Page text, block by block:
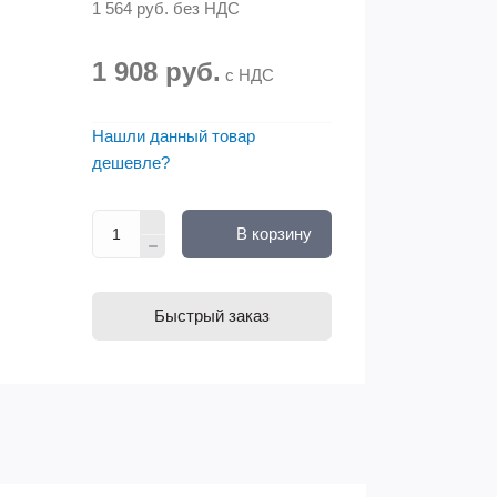
1 564 руб. без НДС
1 908 руб. с НДС
Нашли данный товар
дешевле?
В корзину
Быстрый заказ